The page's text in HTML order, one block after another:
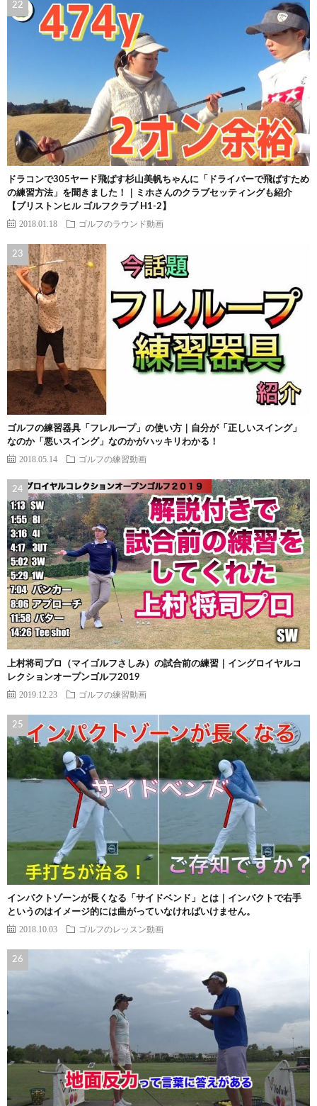
ドラコンで305ヤード飛ばす杉山美帆ちゃんに「ドライバーで飛ばすため
の練習方法」を聞きました！｜ミホさんのクラブセッティングも紹介
【ブリストンヒル ゴルフクラブ H1-2】
2018.01.18 ゴルフのラウンド動画
ゴルフの練習器具「フレループ」の使い方｜自分が「正しいスイング」
なのか「悪いスイング」なのかがハッキリわかる！
2018.05.14 ゴルフの練習動画
上村将司プロ（マイゴルフさしみ）の試合前の練習｜イングロイヤルコ
レクションオープンゴルフ2019
2019.12.23 ゴルフの練習動画
インパクトゾーンが長くなる「サイドベンド」とは｜インパクトで右手
というのはイメージ的には曲がっていなければいけません。
2018.10.03 ゴルフのレッスン動画